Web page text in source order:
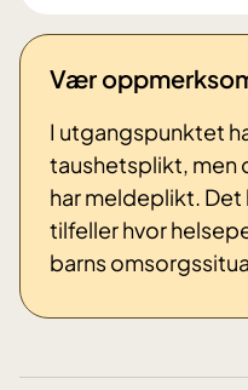
Vær
I utgangspunktet
taushetsplikt, men
har meldeplikt. Det
tilfeller hvor
barns